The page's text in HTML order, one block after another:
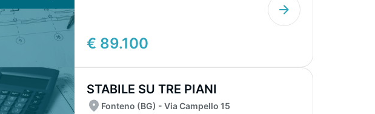
€ 89.100
STABILE SU TRE PIANI
Fonteno (BG) - Via Campello 15